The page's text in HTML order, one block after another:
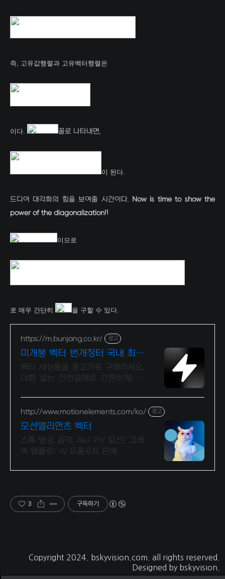
즉, 고유값행렬과 고유벡터행렬은
이다. 꼴로 나타내면,
이 된다.
드디어 대각화의 힘을 보여줄 시간이다. Now is time to show the
power of the diagonalization!!
이므로
로 매우 간단히 을 구할 수 있다.
https://m.bunjang.co.kr/ 광고
미개봉 벡터 번개장터 국내 최대
브랜드 중고거래
벡터 새상품을 중고가로 구매하세요.
대화 없는 안전결제로 간편하게! 전
상품 매일 10만 개 이상의 신규 상품
업로드
http://www.motionelements.com/ko/ 광고
모션엘리먼츠 벡터
스톡 영상, 음악, Ae/ Pr/ 모션/ 그래
픽 템플릿/ AI 프롬프트 판매
3 구독하기
Copyright 2024. bskyvision.com . all rights reserved.
Designed by bskyvision.